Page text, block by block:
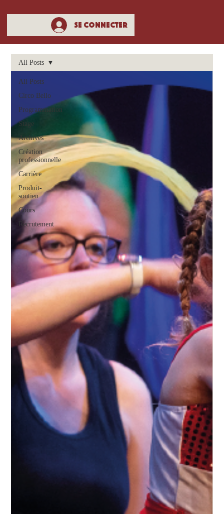
Se connecter
All Posts
Circo Bello
Programmation
Stage
Archives
Création
professionnelle
Carrière
Produit-
soutien
Cours
Recrutement
All Posts